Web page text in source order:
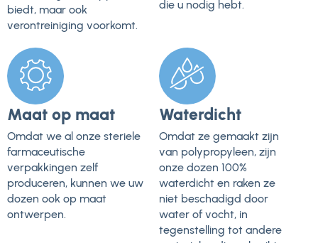
biedt, maar ook
verontreiniging voorkomt.
die u nodig hebt.
Maat op maat
Omdat we al onze steriele
farmaceutische
verpakkingen zelf
produceren, kunnen we uw
dozen ook op maat
ontwerpen.
Waterdicht
Omdat ze gemaakt zijn
van polypropyleen, zijn
onze dozen 100%
waterdicht en raken ze
niet beschadigd door
water of vocht, in
tegenstelling tot andere